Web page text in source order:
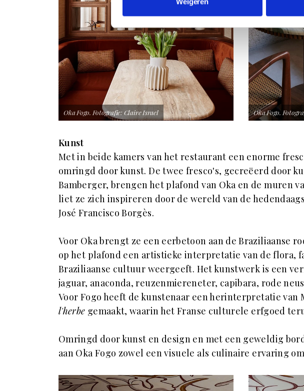
Oka Fogo. Fotografie: Claire Israel Oka Fogo.
Kunst
Met in beide kamers van het restaurant een enorme
omringd door kunst. De twee fresco's, gecreëerd door
Bamberger, brengen het plafond van Oka en de muren
liet ze zich inspireren door de wereld van de
José Francisco Borgès.
Voor Oka brengt ze een eerbetoon aan de Braziliaanse
op het plafond een artistieke interpretatie van de flora,
Braziliaanse cultuur weergeeft. Het kunstwerk is een
jaguar, anaconda, reuzenmiereneter, capibara, rode
Voor Fogo heeft de kunstenaar een herinterpretatie van
l'herbe gemaakt, waarin het Franse culturele erfgoed
Omringd door kunst en design en met een geweldig
aan Oka Fogo zowel een visuele als culinaire ervaring